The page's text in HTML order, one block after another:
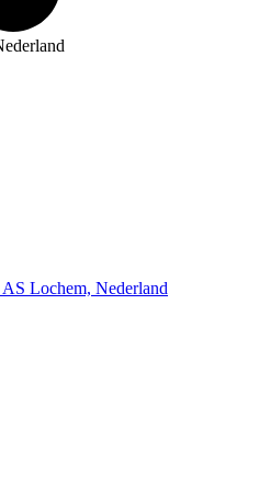
Lochem, Nederland